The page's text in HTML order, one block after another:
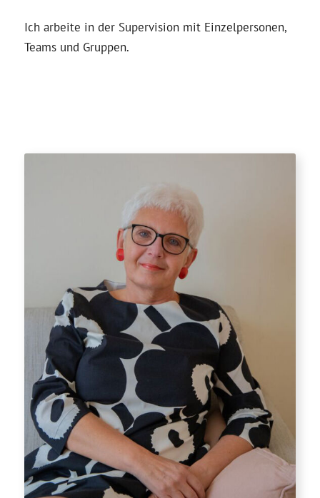
Ich arbeite in der Supervision mit Einzelpersonen,
Teams und Gruppen.